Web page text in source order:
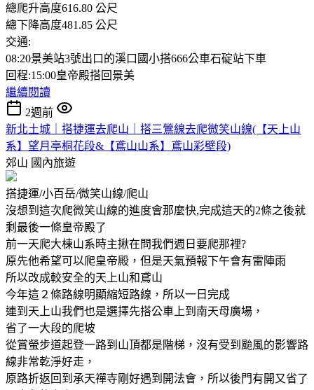
總爬升高度616.80 公尺
總下降高度481.85 公尺
交通:
08:20景美站3號出口的溪口國小搭666公車石碇站下車
回程:15:00皇帝殿搭回景美
繼續閱讀
2週前
新北土城｜搭捷運去爬山｜搭三鶯線去爬微笑山線(【天上山
系】望月亭桐花段&【鳶山山系】鳶山彩壁段)
郊山 國內旅遊
搭捷運/小百岳/微笑山線/爬山
沒想到這次爬微笑山線的進度會那麼快,完成這天的2條之後就
剩最後一條皇帝殿了
前一天爬大棟山系時主揪在問我們週日要爬那裡?
原先他希望可以爬皇帝殿，但是天氣預報下午會有雷陣雨
所以改成較安全的天上山和鳶山
今年這２條路線明顯縮短路線，所以一日完成
連到天上山我們也是選擇先搭公車上到南天母廣場，
省了一大段的爬坡
從賞螢步道起登一路到山頂都是階梯，沒有受到颱風的影響路
線非常乾淨好走，
原路折返回到承天禪寺剛好遇到開法會，所以後門有開又省了